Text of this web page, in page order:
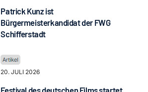
Patrick Kunz ist
Bürgermeisterkandidat der FWG
Schifferstadt
20. JULI 2026